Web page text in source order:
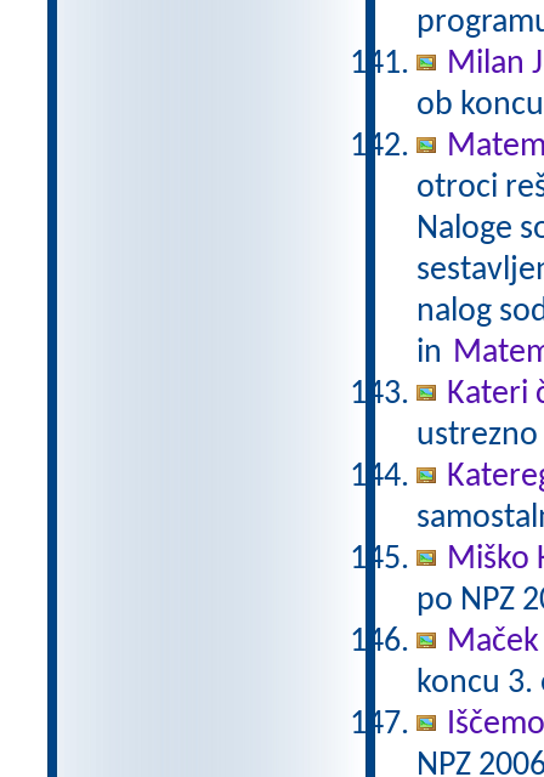
Milan
ob
otroci
Naloge
nalog
in
Kateri
Miško
po NPZ
koncu
NPZ